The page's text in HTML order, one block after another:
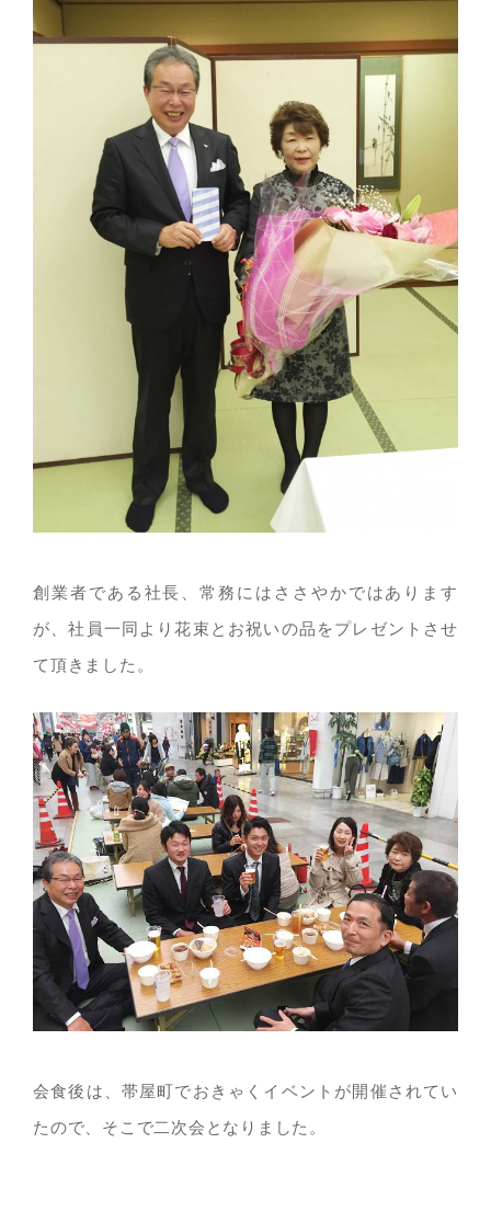
創業者である社長、常務にはささやかではあります
が、社員一同より花束とお祝いの品をプレゼントさせ
て頂きました。
会食後は、帯屋町でおきゃくイベントが開催されてい
たので、そこで二次会となりました。